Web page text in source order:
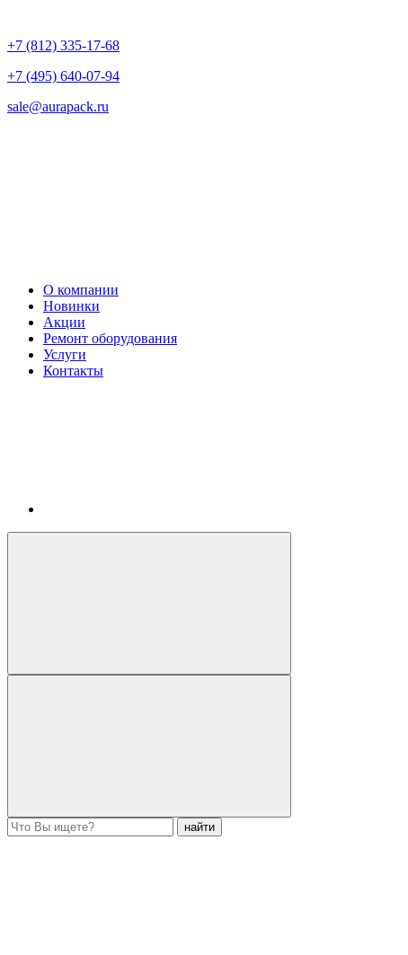
+7 (812) 335-17-68
+7 (495) 640-07-94
sale@aurapack.ru
О компании
Новинки
Акции
Ремонт оборудования
Услуги
Контакты
найти